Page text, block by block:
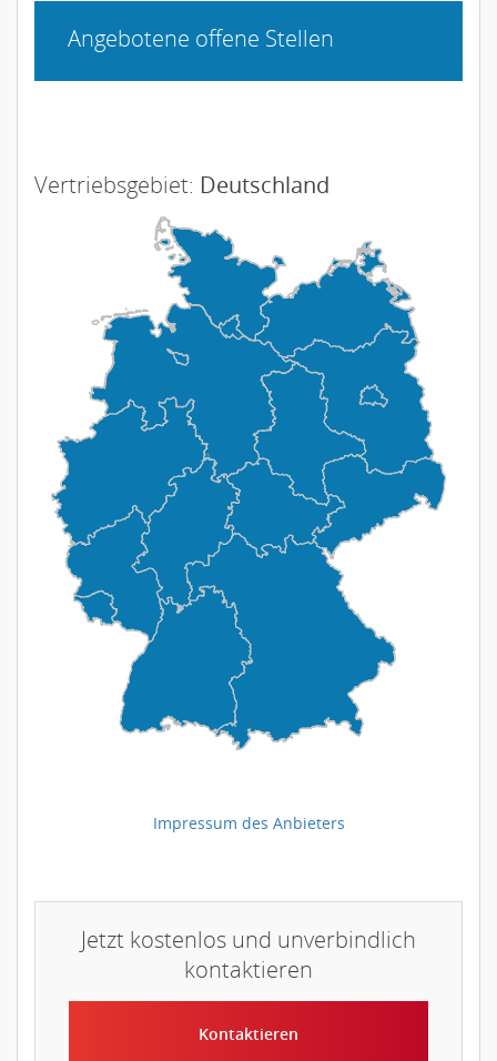
Angebotene offene Stellen
Vertriebsgebiet: Deutschland
Impressum des Anbieters
Jetzt kostenlos und unverbindlich
kontaktieren
Kontaktieren